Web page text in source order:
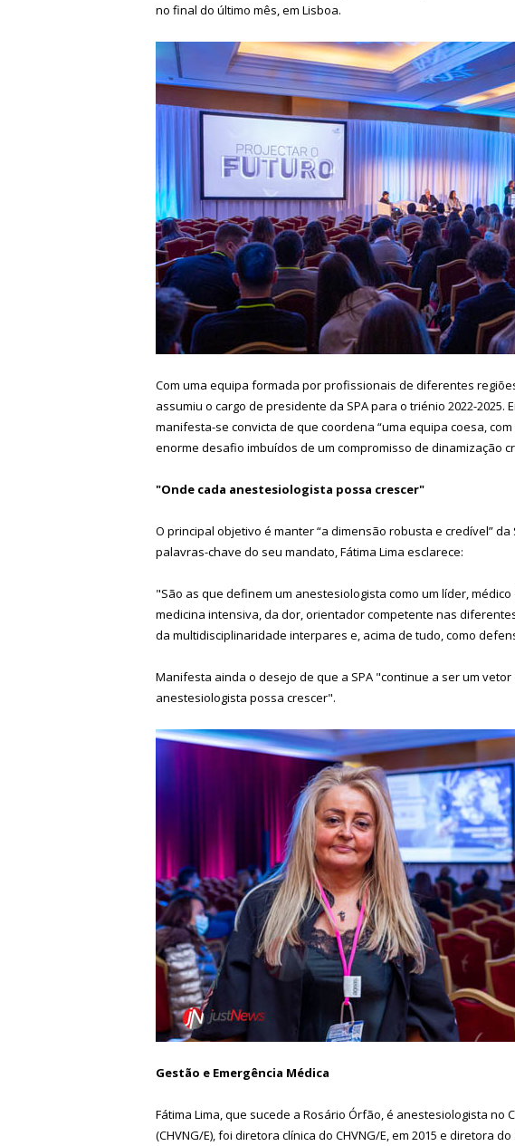
no final do último mês, em Lisboa.
Com uma equipa formada por profissionais de diferentes
assumiu o cargo de presidente da SPA para o triénio 2022-2025.
manifesta-se convicta de que coordena “uma equipa coesa,
enorme desafio imbuídos de um compromisso de dinamização
"Onde cada anestesiologista possa crescer"
O principal objetivo é manter “a dimensão robusta e credível”
palavras-chave do seu mandato, Fátima Lima esclarece:
"São as que definem um anestesiologista como um líder,
medicina intensiva, da dor, orientador competente nas
da multidisciplinaridade interpares e, acima de tudo, como
Manifesta ainda o desejo de que a SPA "continue a ser um
anestesiologista possa crescer".
Gestão e Emergência Médica
Fátima Lima, que sucede a Rosário Órfão, é anestesiologista no
(CHVNG/E), foi diretora clínica do CHVNG/E, em 2015 e diretora